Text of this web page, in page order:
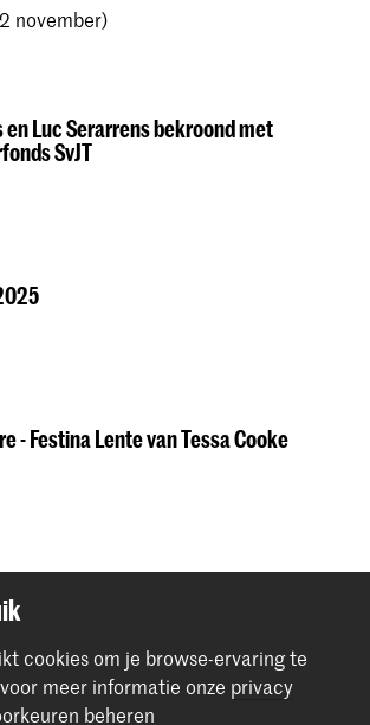
november)
en Luc Serarrens bekroond met
SvJT
- Festina Lente van Tessa Cooke
cookies om je browse-ervaring te
meer informatie onze privacy
beheren